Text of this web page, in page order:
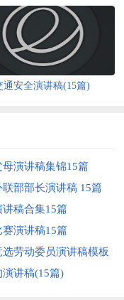
通安全演讲稿(15篇)
母演讲稿集锦15篇
联部部长演讲稿 15篇
讲稿合集15篇
赛演讲稿15篇
选劳动委员演讲稿模板
演讲稿(15篇)